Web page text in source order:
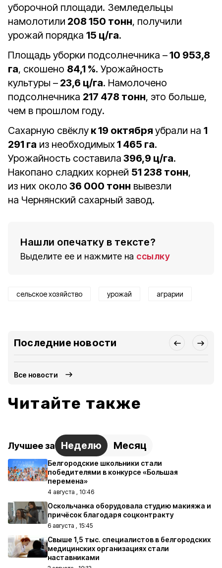
уборочной площади. Земледельцы
намолотили 208 150 тонн, получили
урожай порядка 15 ц/га.
Площадь уборки подсолнечника –10 953,8
га, скошено 84,1 %. Урожайность
культуры – 23,6 ц/га. Намолочено
подсолнечника 217 478 тонн, это больше,
чем в прошлом году.
Сахарную свёклу к 19 октября убрали на 1
291 га из необходимых1 465 га.
Урожайность составила 396,9 ц/га.
Накопано сладких корней 51 238 тонн,
из них около 36 000 тонн вывезли
на Чернянский сахарный завод.
Нашли опечатку в тексте?
Выделите ее и нажмите на ссылку
сельское хозяйство урожай аграрии
Последние новости
Все новости
Читайте также
Лучшее за Неделю Месяц
Белгородские школьники стали
победителями в конкурсе «Большая
перемена»
4 августа , 10:46
Оскольчанка оборудовала студию макияжа и
причёсок благодаря соцконтракту
6 августа , 15:45
Свыше 1,5 тыс. специалистов в белгородских
медицинских организациях стали
наставниками